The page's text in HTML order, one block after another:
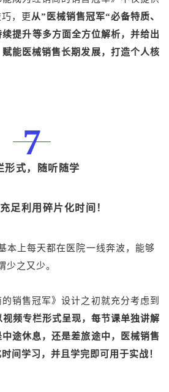
，更从”医械销售冠军“必备特质、
提升等多方面全方位解析，并给出
能医械销售长期发展，打造个人核
7
形式，随听随学
足利用碎片化时间！
本上每天都在医院一线奔波，能够
少之又少。
的销售冠军》设计之初就充分考虑到
视频专栏形式呈现，每节课单独讲解
途休息，还是差旅途中，医械销售
间学习，并且学完即可用于实战！